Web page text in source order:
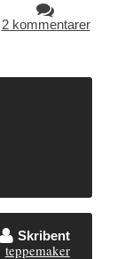
2 kommentarer
Skribent
teppemaker